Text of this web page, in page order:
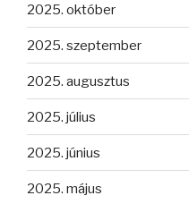
2025. október
2025. szeptember
2025. augusztus
2025. július
2025. június
2025. május